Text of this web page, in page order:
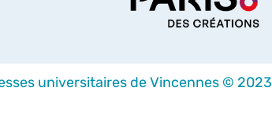
universitaires de Vincennes © 2023